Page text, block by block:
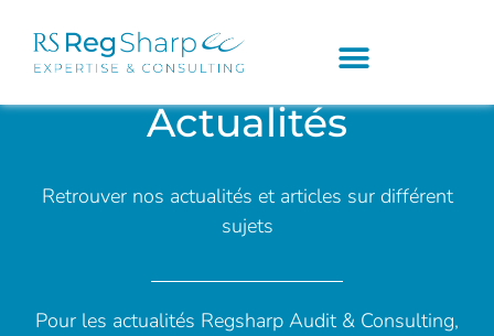
Actualités
Retrouver nos actualités et articles sur différent
sujets
Pour les actualités Regsharp Audit & Consulting,